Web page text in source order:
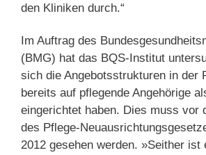
den Kliniken durch.“
Im Auftrag des
(BMG) hat das BQS-Institut
sich die Angebotsstrukturen in der
bereits auf pflegende Angehörige
eingerichtet haben. Dies muss vor
des Pflege-
2012 gesehen werden. »Seither ist